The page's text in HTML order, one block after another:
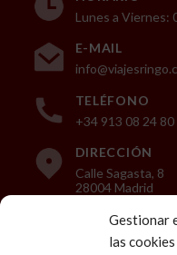
Gestionar
las cookies
Lunes a Viernes:
E-MAIL
TELÉFONO
+34 913 08 24 80
DIRECCIÓN
Calle Sagasta, 8
28004 Madrid